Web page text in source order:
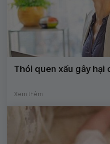
Thói quen xấu gây hại
Xem thêm